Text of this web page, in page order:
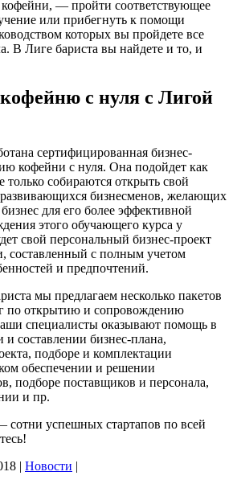
— пройти соответствующее
или прибегнуть к помощи
которых вы пройдете все
В Лиге бариста вы найдете и то, и
с нуля с Лигой
сертифицированная бизнес-
кофейни с нуля. Она подойдет как
только собираются открыть свой
развивающихся бизнесменов, желающих
для его более эффективной
этого обучающего курса у
свой персональный бизнес-проект
составленный с полным учетом
и предпочтений.
мы предлагаем несколько пакетов
по открытию и сопровождению
специалисты оказывают помощь в
составлении бизнес-плана,
подборе и комплектации
обеспечении и решении
подборе поставщиков и персонала,
и пр.
успешных стартапов по всей
| Новости |